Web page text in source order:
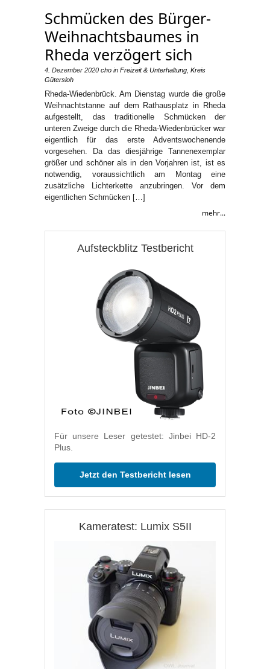
Schmücken des Bürger-
Weihnachtsbaumes in
Rheda verzögert sich
4. Dezember 2020 cho in Freizeit & Unterhaltung Kreis
Gütersloh
Rheda-Wiedenbrück. Am Dienstag wurde die große
Weihnachtstanne auf dem Rathausplatz in Rheda
aufgestellt, das traditionelle Schmücken der
unteren Zweige durch die Rheda-Wiedenbrücker war
eigentlich für das erste Adventswochenende
vorgesehen. Da das diesjährige Tannenexemplar
größer und schöner als in den Vorjahren ist, ist es
notwendig, voraussichtlich am Montag eine
zusätzliche Lichterkette anzubringen. Vor dem
eigentlichen Schmücken […]
mehr...
Aufsteckblitz Testbericht
Für unsere Leser getestet: Jinbei HD-2
Plus.
Jetzt den Testbericht lesen
Kameratest: Lumix S5II